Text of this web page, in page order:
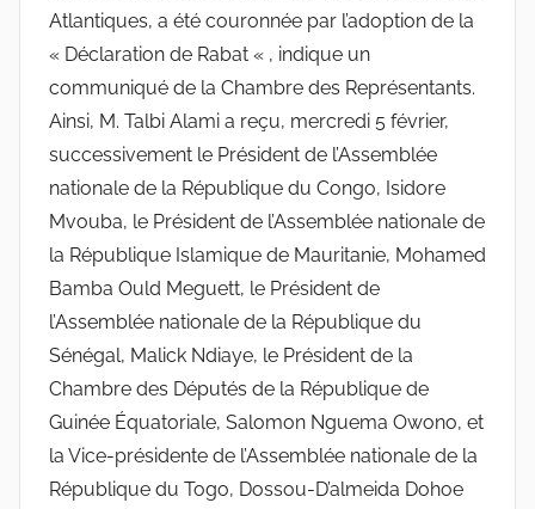
Atlantiques, a été couronnée par l’adoption de la
« Déclaration de Rabat « , indique un
communiqué de la Chambre des Représentants.
Ainsi, M. Talbi Alami a reçu, mercredi 5 février,
successivement le Président de l’Assemblée
nationale de la République du Congo, Isidore
Mvouba, le Président de l’Assemblée nationale de
la République Islamique de Mauritanie, Mohamed
Bamba Ould Meguett, le Président de
l’Assemblée nationale de la République du
Sénégal, Malick Ndiaye, le Président de la
Chambre des Députés de la République de
Guinée Équatoriale, Salomon Nguema Owono, et
la Vice-présidente de l’Assemblée nationale de la
République du Togo, Dossou-D’almeida Dohoe